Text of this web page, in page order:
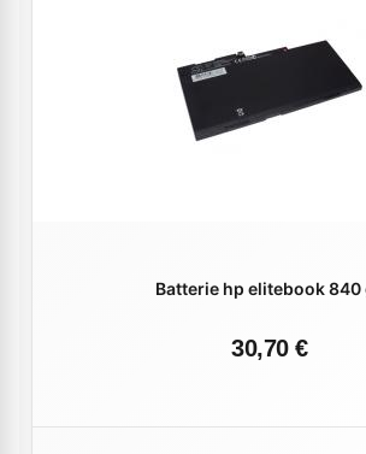
Batterie hp elitebook 840
30,70 €